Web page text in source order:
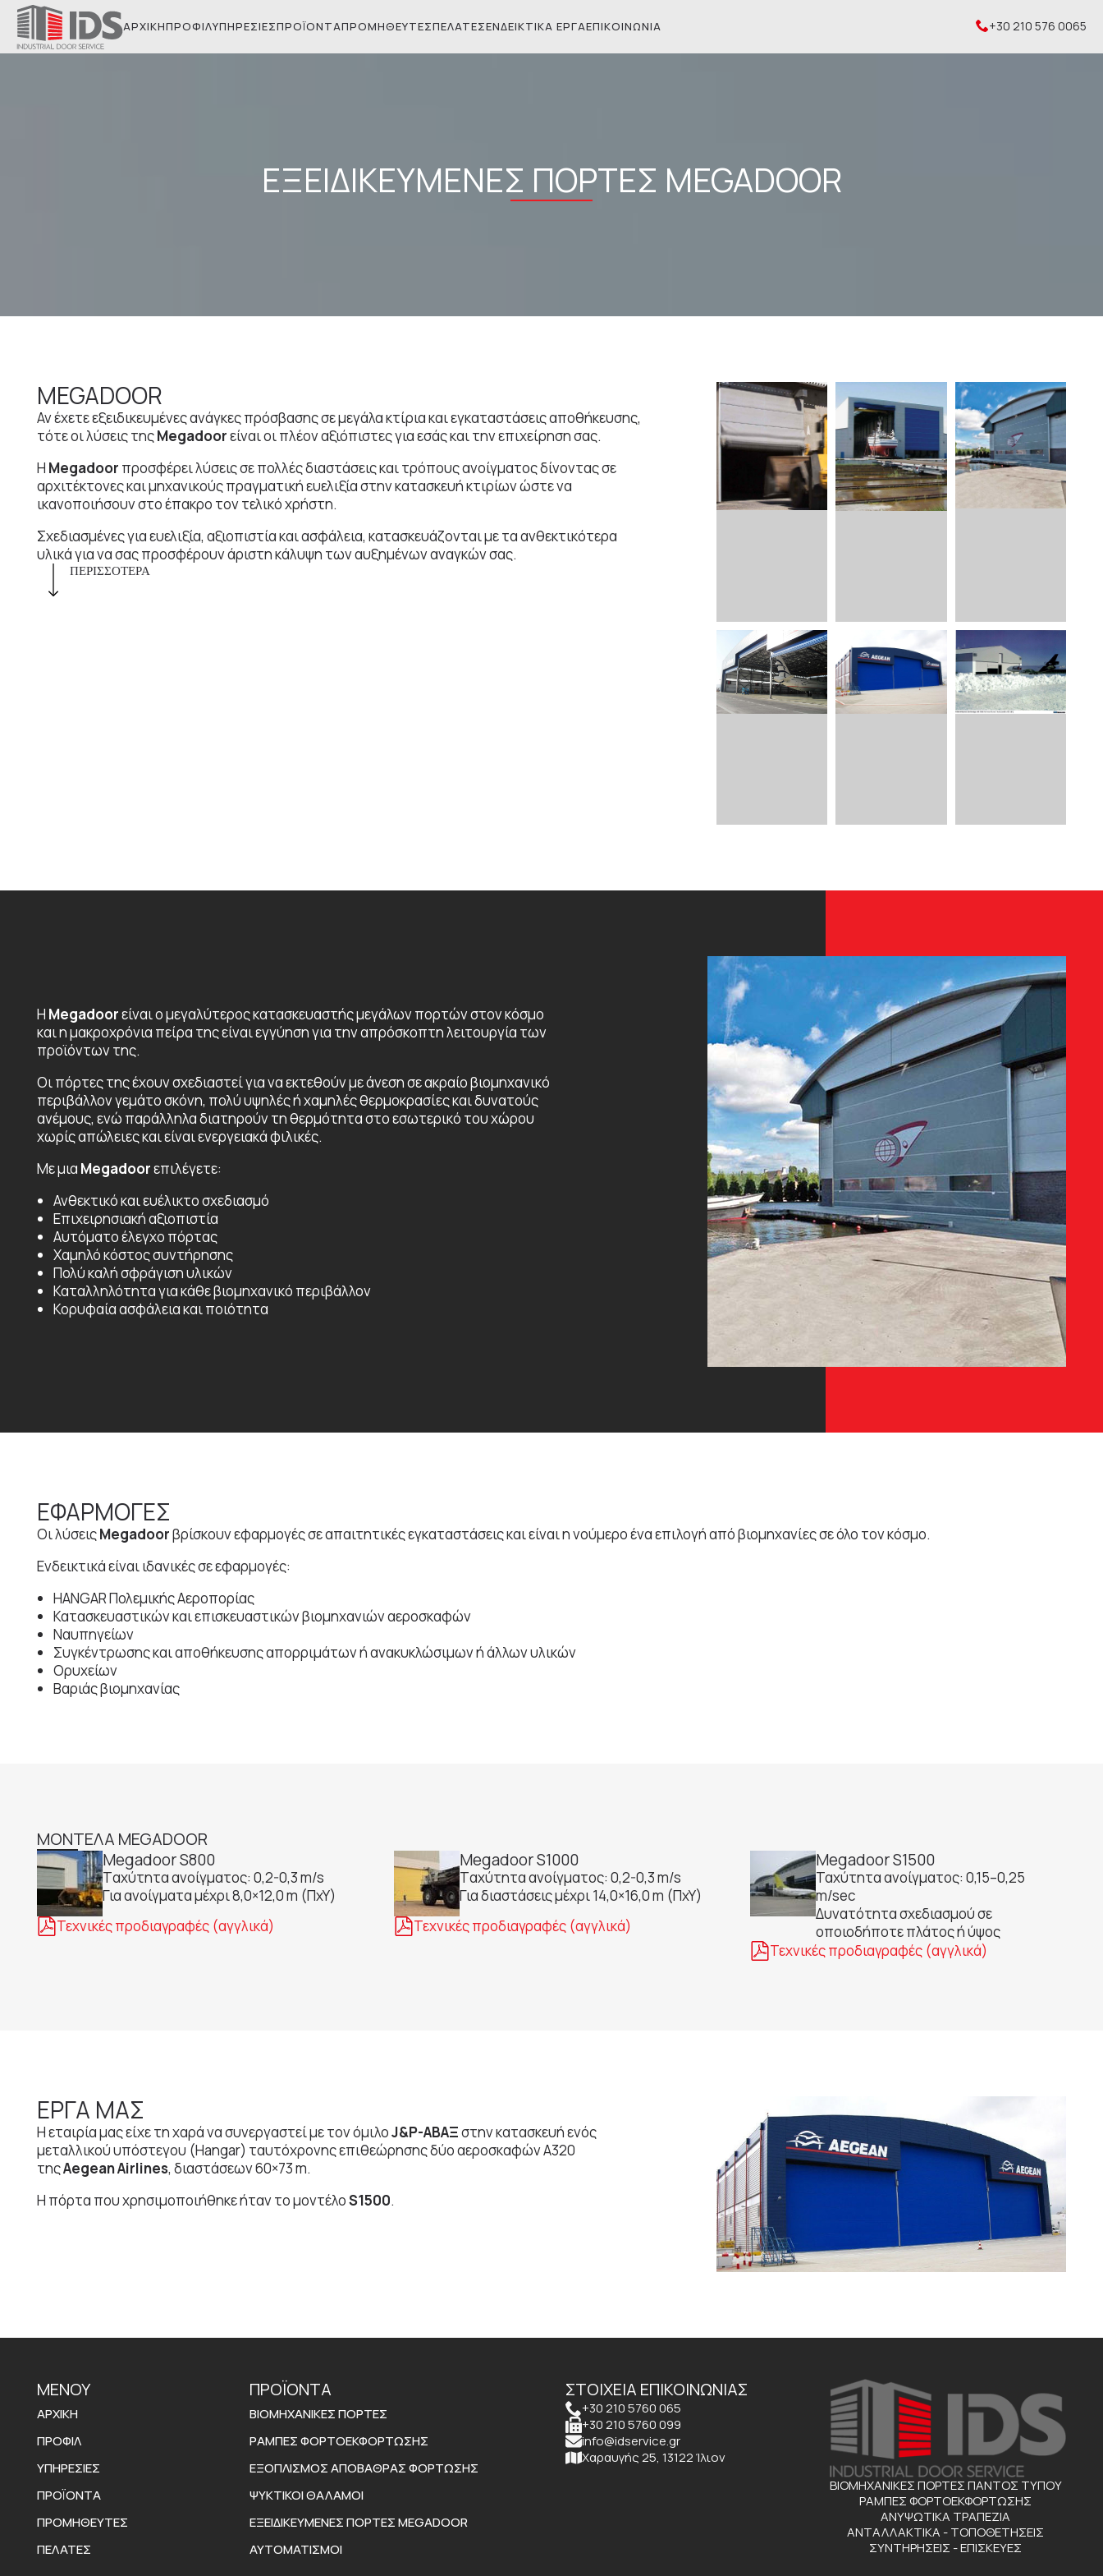
ΑΡΧΙΚΉΠΡΟΦΊΛΥΠΗΡΕΣΊΕΣΠΡΟΪΌΝΤΑΠΡΟΜΗΘΕΥΤΈΣΠΕΛΆΤΕΣΕΝΔΕΙΚΤΙΚΆ ΈΡΓΑΕΠΙΚΟΙΝΩΝΊΑ +30 210 576 0065
ΕΞΕΙΔΙΚΕΥΜΈΝΕΣ ΠΌΡΤΕΣ MEGADOOR
MEGADOOR
Αν έχετε εξειδικευμένες ανάγκες πρόσβασης σε μεγάλα κτίρια και εγκαταστάσεις αποθήκευσης,
τότε οι λύσεις τηςMegadoorείναι οι πλέον αξιόπιστες για εσάς και την επιχείρηση σας.
Η Megadoor προσφέρει λύσεις σε πολλές διαστάσεις και τρόπους ανοίγματος δίνοντας σε
αρχιτέκτονες και μηχανικούς πραγματική ευελιξία στην κατασκευή κτιρίων ώστε να
ικανοποιήσουν στο έπακρο τον τελικό χρήστη.
Σχεδιασμένες για ευελιξία, αξιοπιστία και ασφάλεια, κατασκευάζονται με τα ανθεκτικότερα
υλικά για να σας προσφέρουν άριστη κάλυψη των αυξημένων αναγκών σας.
ΠΕΡΙΣΣΟΤΕΡΑ
Η Megadoorείναι ο μεγαλύτερος κατασκευαστής μεγάλων πορτών στον κόσμο
και η μακροχρόνια πείρα της είναι εγγύηση για την απρόσκοπτη λειτουργία των
προϊόντων της.
Οι πόρτες της έχουν σχεδιαστεί για να εκτεθούν με άνεση σε ακραίο βιομηχανικό
περιβάλλον γεμάτο σκόνη, πολύ υψηλές ή χαμηλές θερμοκρασίες και δυνατούς
ανέμους, ενώ παράλληλα διατηρούν τη θερμότητα στο εσωτερικό του χώρου
χωρίς απώλειες και είναι ενεργειακά φιλικές.
Με μια Megadoorεπιλέγετε:
Ανθεκτικό και ευέλικτο σχεδιασμό
Επιχειρησιακή αξιοπιστία
Αυτόματο έλεγχο πόρτας
Χαμηλό κόστος συντήρησης
Πολύ καλή σφράγιση υλικών
Καταλληλότητα για κάθε βιομηχανικό περιβάλλον
Κορυφαία ασφάλεια και ποιότητα
ΕΦΑΡΜΟΓΕΣ
Οι λύσειςMegadoorβρίσκουν εφαρμογές σε απαιτητικές εγκαταστάσεις και είναι η νούμερο ένα επιλογή από βιομηχανίες σε όλο τον κόσμο.
Ενδεικτικά είναι ιδανικές σε εφαρμογές:
HANGAR Πολεμικής Αεροπορίας
Κατασκευαστικών και επισκευαστικών βιομηχανιών αεροσκαφών
Ναυπηγείων
Συγκέντρωσης και αποθήκευσης απορριμάτων ή ανακυκλώσιμων ή άλλων υλικών
Ορυχείων
Βαριάς βιομηχανίας
ΜΟΝΤΕΛΑ MEGADOOR
Megadoor S800
Tαχύτητα ανοίγματος: 0,2-0,3 m/s
Για ανοίγματα μέχρι 8,0×12,0 m (ΠxY)
Τεχνικές προδιαγραφές (αγγλικά)
Megadoor S1000
Tαχύτητα ανοίγματος: 0,2-0,3 m/s
Για διαστάσεις μέχρι 14,0×16,0 m (ΠxY)
Τεχνικές προδιαγραφές (αγγλικά)
Megadoor S1500
Ταχύτητα ανοίγματος: 0,15–0,25
m/sec
Δυνατότητα σχεδιασμού σε
οποιοδήποτε πλάτος ή ύψος
Τεχνικές προδιαγραφές (αγγλικά)
ΕΡΓΑ ΜΑΣ
Η εταιρία μας είχε τη χαρά να συνεργαστεί με τον όμιλοJ&P-ΑΒΑΞστην κατασκευή ενός
μεταλλικού υπόστεγου (Hangar) ταυτόχρονης επιθεώρησης δύο αεροσκαφών Α320
τηςAegean Airlines, διαστάσεων 60×73 m.
Η πόρτα που χρησιμοποιήθηκε ήταν το μοντέλοS1500.
ΜΕΝΟΥ
ΑΡΧΙΚΉ
ΠΡΟΦΊΛ
ΥΠΗΡΕΣΊΕΣ
ΠΡΟΪΌΝΤΑ
ΠΡΟΜΗΘΕΥΤΈΣ
ΠΕΛΆΤΕΣ
ΠΡΟΪΟΝΤΑ
ΒΙΟΜΗΧΑΝΙΚΈΣ ΠΌΡΤΕΣ
ΡΆΜΠΕΣ ΦΟΡΤΟΕΚΦΌΡΤΩΣΗΣ
ΕΞΟΠΛΙΣΜΌΣ ΑΠΟΒΆΘΡΑΣ ΦΌΡΤΩΣΗΣ
ΨΥΚΤΙΚΟΊ ΘΆΛΑΜΟΙ
ΕΞΕΙΔΙΚΕΥΜΈΝΕΣ ΠΌΡΤΕΣ MEGADOOR
ΑΥΤΟΜΑΤΙΣΜΟΊ
ΣΤΟΙΧΕΙΑ ΕΠΙΚΟΙΝΩΝΙΑΣ
+30 210 5760 065
+30 210 5760 099
info@idservice.gr
Χαραυγής 25, 13122 Ίλιον
ΒΙΟΜΗΧΑΝΙΚΕΣ ΠΟΡΤΕΣ ΠΑΝΤΟΣ ΤΥΠΟΥ
ΡΑΜΠΕΣ ΦΟΡΤΟΕΚΦΟΡΤΩΣΗΣ
ΑΝΥΨΩΤΙΚΑ ΤΡΑΠΕΖΙΑ
ΑΝΤΑΛΛΑΚΤΙΚΑ - ΤΟΠΟΘΕΤΗΣΕΙΣ
ΣΥΝΤΗΡΗΣΕΙΣ - ΕΠΙΣΚΕΥΕΣ